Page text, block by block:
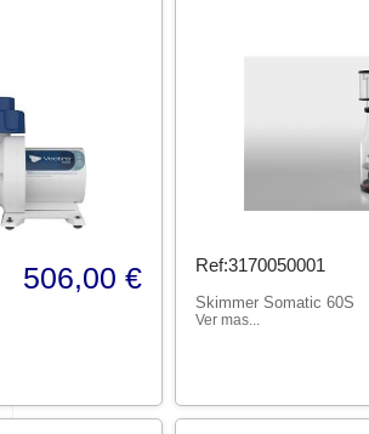
506,00 € Ref:3170050001
Skimmer Somatic 60S
Ver mas...